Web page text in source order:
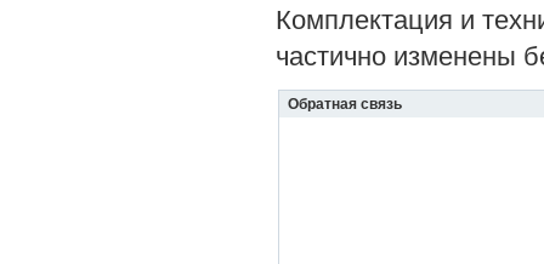
Комплектация и
частично изменены
Обратная связь